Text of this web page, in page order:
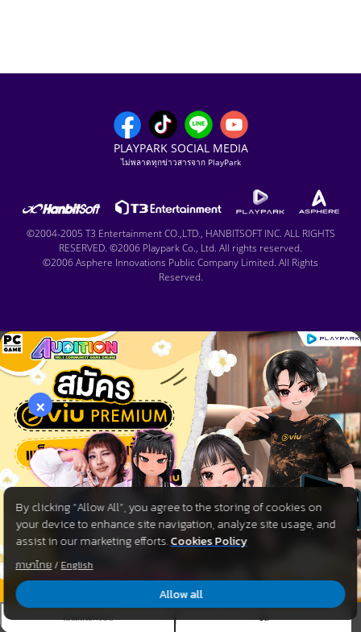
PLAYPARK SOCIAL MEDIA
ไม่พลาดทุกข่าวสารจาก PlayPark
©2004-2005 T3 Entertainment CO.,LTD., HANBITSOFT INC. ALL RIGHTS
RESERVED. ©2006 Playpark Co., Ltd. All rights reserved.
©2006 Asphere Innovations Public Company Limited. All Rights
Reserved.
By clicking “Allow All”, you agree to the storing of cookies on
your device to enhance site navigation, analyze site usage, and
assist in our marketing efforts.Cookies Policy
ภาษาไทย/ English
Allow all
ปิด
ไม่แสดงอีกวันนี้
×